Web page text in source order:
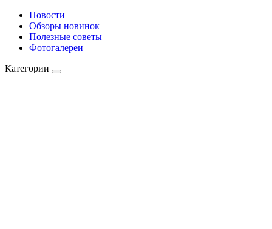
Новости
Обзоры новинок
Полезные советы
Фотогалереи
Категории